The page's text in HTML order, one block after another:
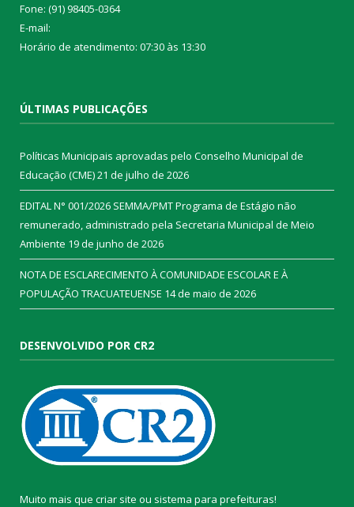
Fone: (91) 98405-0364
E-mail:
Horário de atendimento: 07:30 às 13:30
ÚLTIMAS PUBLICAÇÕES
Políticas Municipais aprovadas pelo Conselho Municipal de
Educação (CME)21 de julho de 2026
EDITAL N° 001/2026 SEMMA/PMT Programa de Estágio não
remunerado, administrado pela Secretaria Municipal de Meio
Ambiente 19 de junho de 2026
NOTA DE ESCLARECIMENTO À COMUNIDADE ESCOLAR E À
POPULAÇÃO TRACUATEUENSE 14 de maio de 2026
DESENVOLVIDO POR CR2
Muito mais que criar site ou sistema para prefeituras!